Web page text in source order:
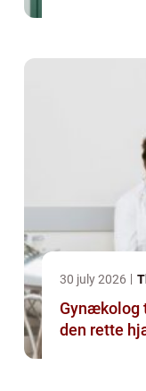
30 july 2026
Gynækolog
den rette